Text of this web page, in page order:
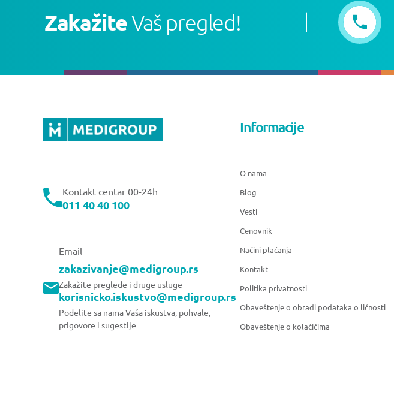
ZakažiteVaš pregled!
Kontakt centar 00-24h
011 40 40 100
Email
zakazivanje@medigroup.rs
Zakažite preglede i druge usluge
korisnicko.iskustvo@medigroup.rs
Podelite sa nama Vaša iskustva, pohvale,
prigovore i sugestije
Informacije
O nama
Blog
Vesti
Cenovnik
Načini plaćanja
Kontakt
Politika privatnosti
Obaveštenje o obradi podataka o ličnosti
Obaveštenje o kolačićima